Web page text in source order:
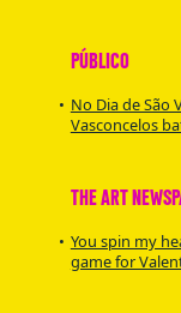
PÚBLICO
No Dia de São
Vasconcelos
THE ART
You spin my
game for